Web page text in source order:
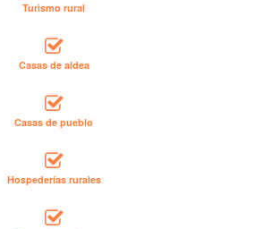
Turismo rural
Casas de aldea
Casas de pueblo
Hospederías rurales